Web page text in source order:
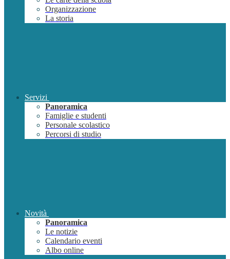
Organizzazione
La storia
Servizi
Panoramica
Famiglie e studenti
Personale scolastico
Percorsi di studio
Novità
Panoramica
Le notizie
Calendario eventi
Albo online